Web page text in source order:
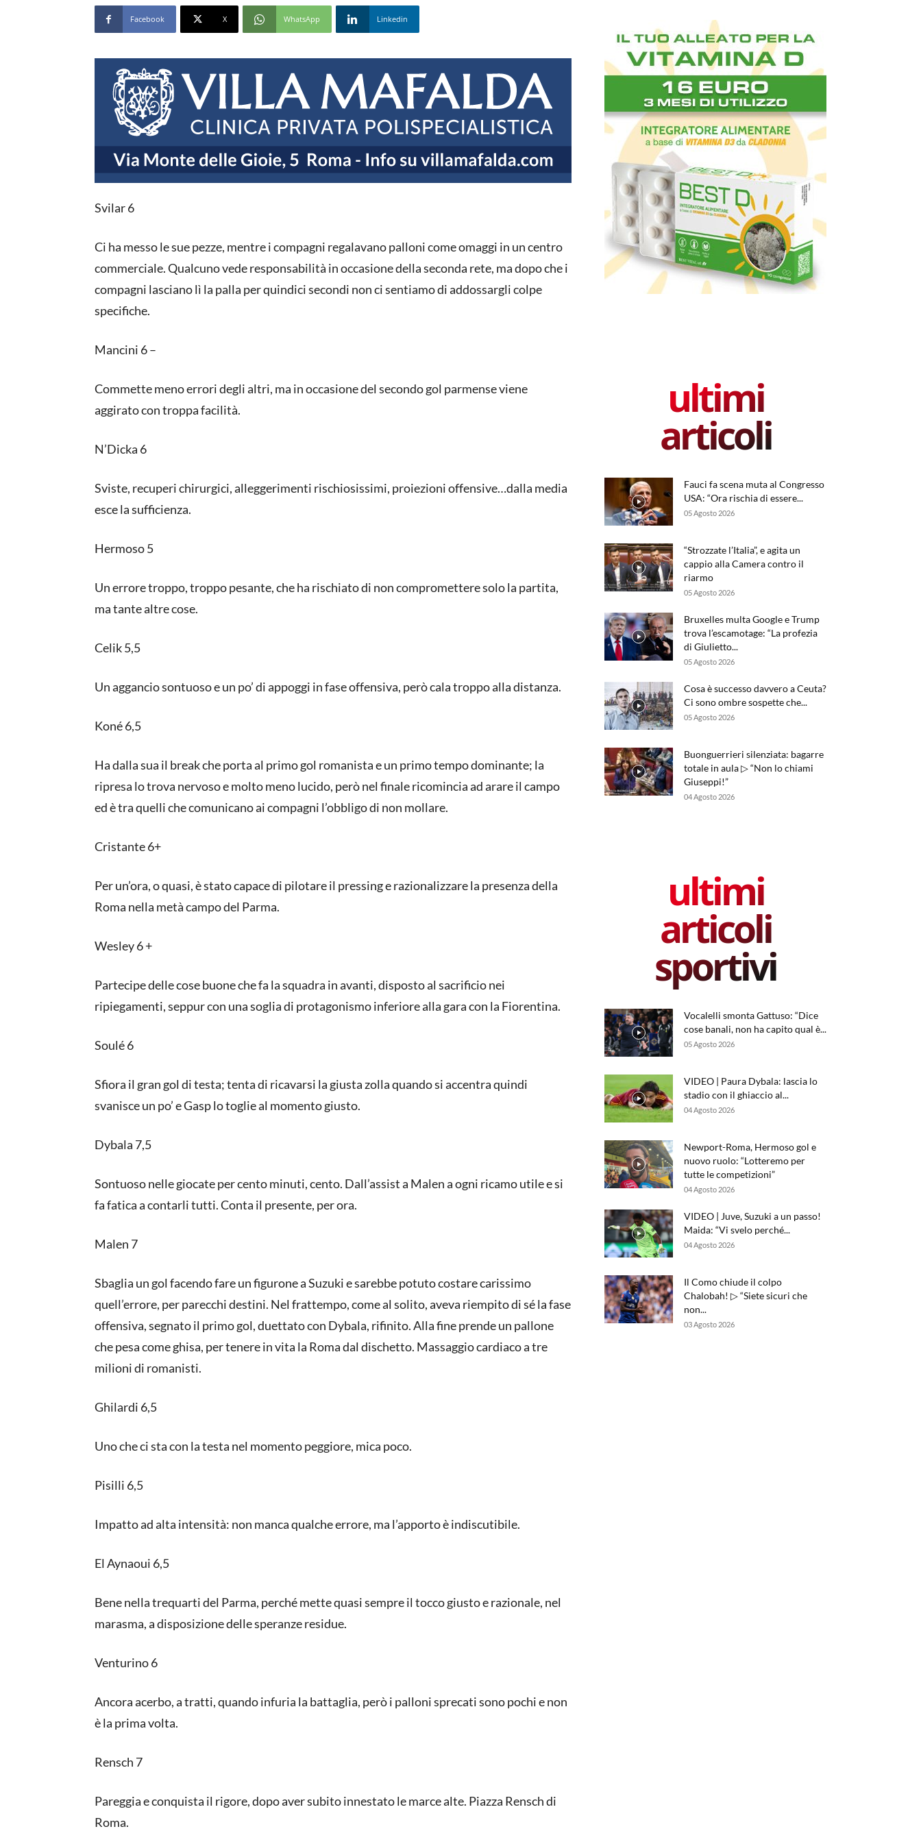
Facebook X WhatsApp Linkedin
Svilar 6
Ci ha messo le sue pezze, mentre i compagni regalavano palloni come omaggi in un centro
commerciale. Qualcuno vede responsabilità in occasione della seconda rete, ma dopo che i
compagni lasciano lì la palla per quindici secondi non ci sentiamo di addossargli colpe
specifiche.
Mancini 6 –
Commette meno errori degli altri, ma in occasione del secondo gol parmense viene
aggirato con troppa facilità.
N’Dicka 6
Sviste, recuperi chirurgici, alleggerimenti rischiosissimi, proiezioni offensive…dalla media
esce la sufficienza.
Hermoso 5
Un errore troppo, troppo pesante, che ha rischiato di non compromettere solo la partita,
ma tante altre cose.
Celik 5,5
Un aggancio sontuoso e un po’ di appoggi in fase offensiva, però cala troppo alla distanza.
Koné 6,5
Ha dalla sua il break che porta al primo gol romanista e un primo tempo dominante; la
ripresa lo trova nervoso e molto meno lucido, però nel finale ricomincia ad arare il campo
ed è tra quelli che comunicano ai compagni l’obbligo di non mollare.
Cristante 6+
Per un’ora, o quasi, è stato capace di pilotare il pressing e razionalizzare la presenza della
Roma nella metà campo del Parma.
Wesley 6 +
Partecipe delle cose buone che fa la squadra in avanti, disposto al sacrificio nei
ripiegamenti, seppur con una soglia di protagonismo inferiore alla gara con la Fiorentina.
Soulé 6
Sfiora il gran gol di testa; tenta di ricavarsi la giusta zolla quando si accentra quindi
svanisce un po’ e Gasp lo toglie al momento giusto.
Dybala 7,5
Sontuoso nelle giocate per cento minuti, cento. Dall’assist a Malen a ogni ricamo utile e si
fa fatica a contarli tutti. Conta il presente, per ora.
Malen 7
Sbaglia un gol facendo fare un figurone a Suzuki e sarebbe potuto costare carissimo
quell’errore, per parecchi destini. Nel frattempo, come al solito, aveva riempito di sé la fase
offensiva, segnato il primo gol, duettato con Dybala, rifinito. Alla fine prende un pallone
che pesa come ghisa, per tenere in vita la Roma dal dischetto. Massaggio cardiaco a tre
milioni di romanisti.
Ghilardi 6,5
Uno che ci sta con la testa nel momento peggiore, mica poco.
Pisilli 6,5
Impatto ad alta intensità: non manca qualche errore, ma l’apporto è indiscutibile.
El Aynaoui 6,5
Bene nella trequarti del Parma, perché mette quasi sempre il tocco giusto e razionale, nel
marasma, a disposizione delle speranze residue.
Venturino 6
Ancora acerbo, a tratti, quando infuria la battaglia, però i palloni sprecati sono pochi e non
è la prima volta.
Rensch 7
Pareggia e conquista il rigore, dopo aver subito innestato le marce alte. Piazza Rensch di
Roma.
ultimi
articoli
Fauci fa scena muta al Congresso
USA: “Ora rischia di essere...
05 Agosto 2026
“Strozzate l’Italia”, e agita un
cappio alla Camera contro il
riarmo
05 Agosto 2026
Bruxelles multa Google e Trump
trova l’escamotage: “La profezia
di Giulietto...
05 Agosto 2026
Cosa è successo davvero a Ceuta?
Ci sono ombre sospette che...
05 Agosto 2026
Buonguerrieri silenziata: bagarre
totale in aula ▷ “Non lo chiami
Giuseppi!”
04 Agosto 2026
ultimi
articoli
sportivi
Vocalelli smonta Gattuso: “Dice
cose banali, non ha capito qual è...
05 Agosto 2026
VIDEO | Paura Dybala: lascia lo
stadio con il ghiaccio al...
04 Agosto 2026
Newport-Roma, Hermoso gol e
nuovo ruolo: “Lotteremo per
tutte le competizioni”
04 Agosto 2026
VIDEO | Juve, Suzuki a un passo!
Maida: “Vi svelo perché...
04 Agosto 2026
Il Como chiude il colpo
Chalobah! ▷ “Siete sicuri che
non...
03 Agosto 2026